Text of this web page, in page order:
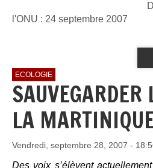
Discours
l'ONU : 24 septembre 2007
ECOLOGIE
LA
Vendredi, septembre 28, 2007 -
Des voix s’élèvent